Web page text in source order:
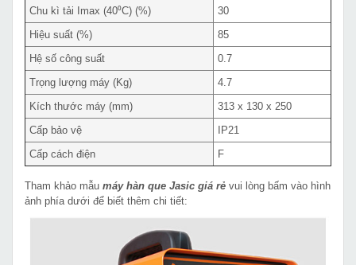
Chu kì tải Imax (40⁰C) (%)
30
Hiệu suất (%)
85
Hệ số công suất
0.7
Trọng lượng máy (Kg)
4.7
Kích thước máy (mm)
313 x 130 x 250
Cấp bảo vệ
IP21
Cấp cách điện
F
Tham khảo mẫu máy hàn que Jasic giá rẻ vui lòng bấm vào hình
ảnh phía dưới để biết thêm chi tiết: